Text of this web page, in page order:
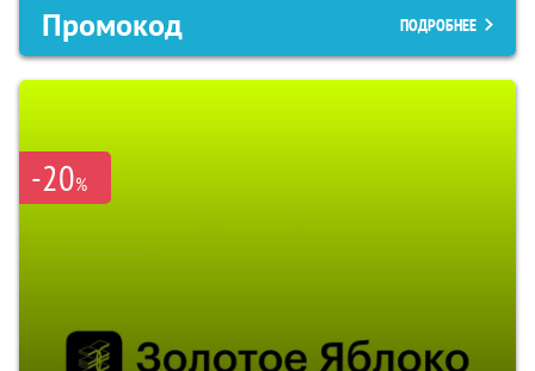
Промокод ПОДРОБНЕЕ
-20%